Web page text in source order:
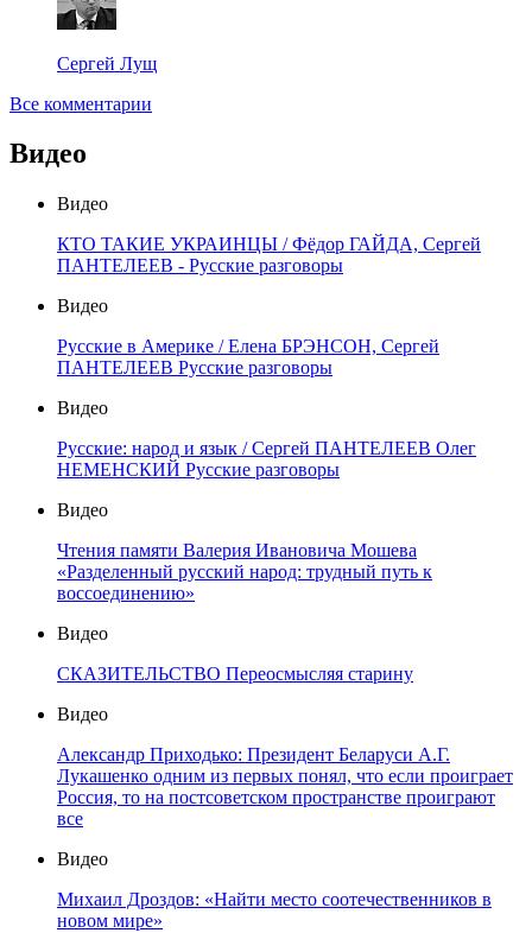
Сергей Лущ
Все комментарии
Видео
Видео
КТО ТАКИЕ УКРАИНЦЫ / Фёдор ГАЙДА, Сергей
ПАНТЕЛЕЕВ - Русские разговоры
Видео
Русские в Америке / Елена БРЭНСОН, Сергей
ПАНТЕЛЕЕВ Русские разговоры
Видео
Русские: народ и язык / Сергей ПАНТЕЛЕЕВ Олег
НЕМЕНСКИЙ Русские разговоры
Видео
Чтения памяти Валерия Ивановича Мошева
«Разделенный русский народ: трудный путь к
воссоединению»
Видео
СКАЗИТЕЛЬСТВО Переосмысляя старину
Видео
Александр Приходько: Президент Беларуси А.Г.
Лукашенко одним из первых понял, что если проиграет
Россия, то на постсоветском пространстве проиграют
все
Видео
Михаил Дроздов: «Найти место соотечественников в
новом мире»